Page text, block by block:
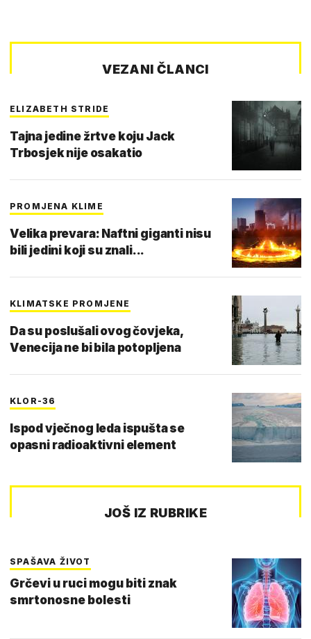
VEZANI ČLANCI
ELIZABETH STRIDE
Tajna jedine žrtve koju Jack
Trbosjek nije osakatio
PROMJENA KLIME
Velika prevara: Naftni giganti nisu
bili jedini koji su znali...
KLIMATSKE PROMJENE
Da su poslušali ovog čovjeka,
Venecija ne bi bila potopljena
KLOR-36
Ispod vječnog leda ispušta se
opasni radioaktivni element
JOŠ IZ RUBRIKE
SPAŠAVA ŽIVOT
Grčevi u ruci mogu biti znak
smrtonosne bolesti